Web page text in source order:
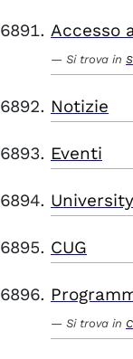
Accesso
Si trova in
Notizie
Eventi
CUG
Si trova in